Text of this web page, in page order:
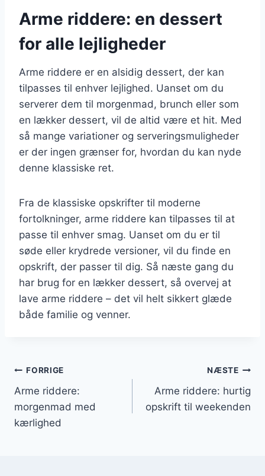
Arme riddere: en dessert
for alle lejligheder
Arme riddere er en alsidig dessert, der kan
tilpasses til enhver lejlighed. Uanset om du
serverer dem til morgenmad, brunch eller som
en lækker dessert, vil de altid være et hit. Med
så mange variationer og serveringsmuligheder
er der ingen grænser for, hvordan du kan nyde
denne klassiske ret.
Fra de klassiske opskrifter til moderne
fortolkninger, arme riddere kan tilpasses til at
passe til enhver smag. Uanset om du er til
søde eller krydrede versioner, vil du finde en
opskrift, der passer til dig. Så næste gang du
har brug for en lækker dessert, så overvej at
lave arme riddere – det vil helt sikkert glæde
både familie og venner.
Indlægsnavigation
FORRIGE
Arme riddere:
morgenmad med
kærlighed
NÆSTE
Arme riddere: hurtig
opskrift til weekenden